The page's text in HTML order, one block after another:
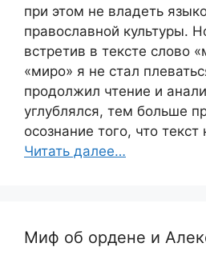
при этом не владеть
православной культуры.
встретив в тексте слово
«миро» я не стал
продолжил чтение и
углублялся, тем больше
осознание того, что
Читать далее…
Миф об ордене и